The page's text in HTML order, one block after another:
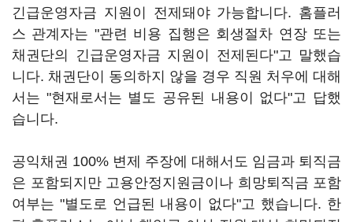
긴급운영자금 지원이 전제돼야 가능합니다. 홈플러
스 관계자는 "관련 비용 집행은 회생절차 연장 또는
채권단의 긴급운영자금 지원이 전제된다"고 말했습
니다. 채권단이 동의하지 않을 경우 직원 처우에 대해
서는 "현재로서는 별도 공유된 내용이 없다"고 답했
습니다.
공익채권 100% 변제 주장에 대해서도 임금과 퇴직금
은 포함되지만 고용안정지원금이나 희망퇴직금 포함
여부는 "별도로 언급된 내용이 없다"고 했습니다. 한